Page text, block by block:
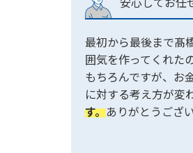
最初から最後まで髙
囲気を作ってくれた
もちろんですが、お
に対する考え方が変
す。ありがとうござ